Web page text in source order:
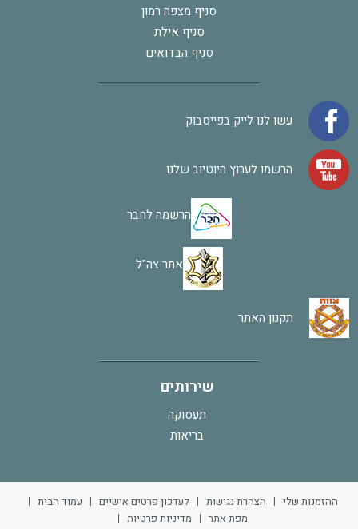
סניף מצפה רמון
סניף אילת
סניף הבדואים
עשו לנו לייק בפייסבוק
הרשמו לערוץ היוטיוב שלנו
הרשמה לחבר
אתר צה"ל
תקנון האתר
שירותים
תעסוקה
בריאות
ההזמנות שלי הצהרת נגישות לעדכון פרטים אישיים
עמוד הבית
מפת אתר
מדיניות פרטיות